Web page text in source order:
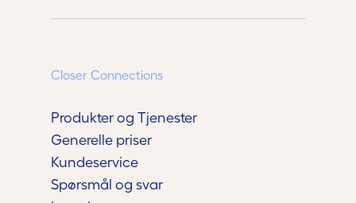
Closer Connections
Produkter og Tjenester
Generelle priser
Kundeservice
Spørsmål og svar